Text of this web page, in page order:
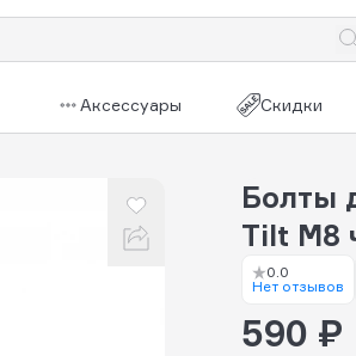
Аксессуары Скидки
Болты
Tilt M8
0.0
Нет отзывов
590 ₽